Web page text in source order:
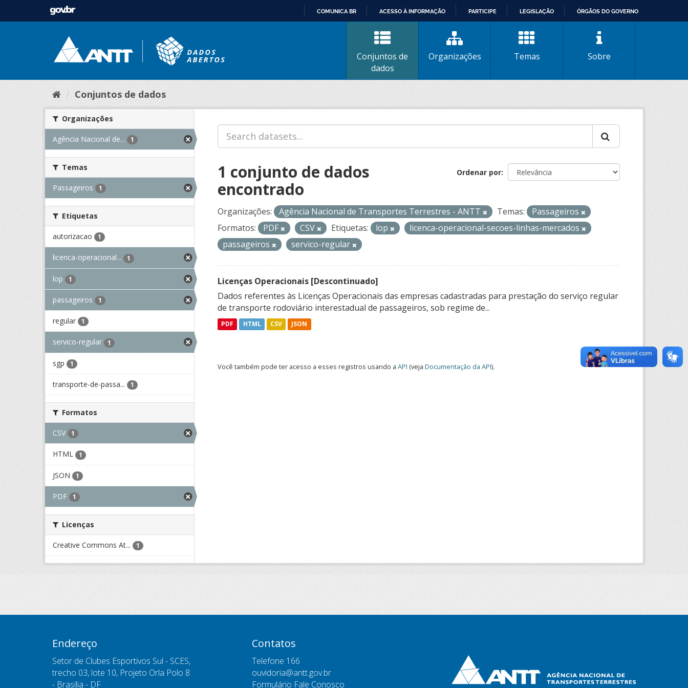
CONTEÚDO
COMUNICA BR ACESSO À INFORMAÇÃO PARTICIPE LEGISLAÇÃO ÓRGÃOS DO GOVERNO
Conjuntos de
dados
Organizações Temas Sobre
Conjuntos de dados
Organizações
Agência Nacional de... 1
Temas
Passageiros 1
Etiquetas
autorizacao 1
licenca-operacional... 1
lop 1
passageiros 1
regular 1
servico-regular 1
sgp 1
transporte-de-passa... 1
Formatos
CSV 1
HTML 1
JSON 1
PDF 1
Licenças
Creative Commons At... 1
Ordenar por
1 conjunto de dados
encontrado
Organizações: Agência Nacional de Transportes Terrestres - ANTT Temas:
Passageiros
Formatos:
PDF CSV Etiquetas: lop
licenca-operacional-secoes-linhas-mercados
passageiros
servico-regular
Licenças Operacionais [Descontinuado]
Dados referentes às Licenças Operacionais das empresas cadastradas para prestação do serviço regular
de transporte rodoviário interestadual de passageiros, sob regime de...
PDF HTML CSV JSON
Você também pode ter acesso a esses registros usando a API (veja Documentação da API).
Endereço
Setor de Clubes Esportivos Sul - SCES,
trecho 03, lote 10, Projeto Orla Polo 8
- Brasília - DF
Contatos
Telefone 166
ouvidoria@antt.gov.br
Formulário Fale Conosco